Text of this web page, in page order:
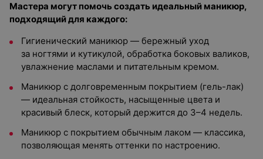
Мастера могут помочь создать идеальный маникюр,
подходящий для каждого:
Гигиенический маникюр — бережный уход
за ногтями и кутикулой, обработка боковых валиков,
увлажнение маслами и питательным кремом.
Маникюр с долговременным покрытием (гель-лак)
— идеальная стойкость, насыщенные цвета и
красивый блеск, который держится до 3–4 недель.
Маникюр с покрытием обычным лаком — классика,
позволяющая менять оттенки по настроению.